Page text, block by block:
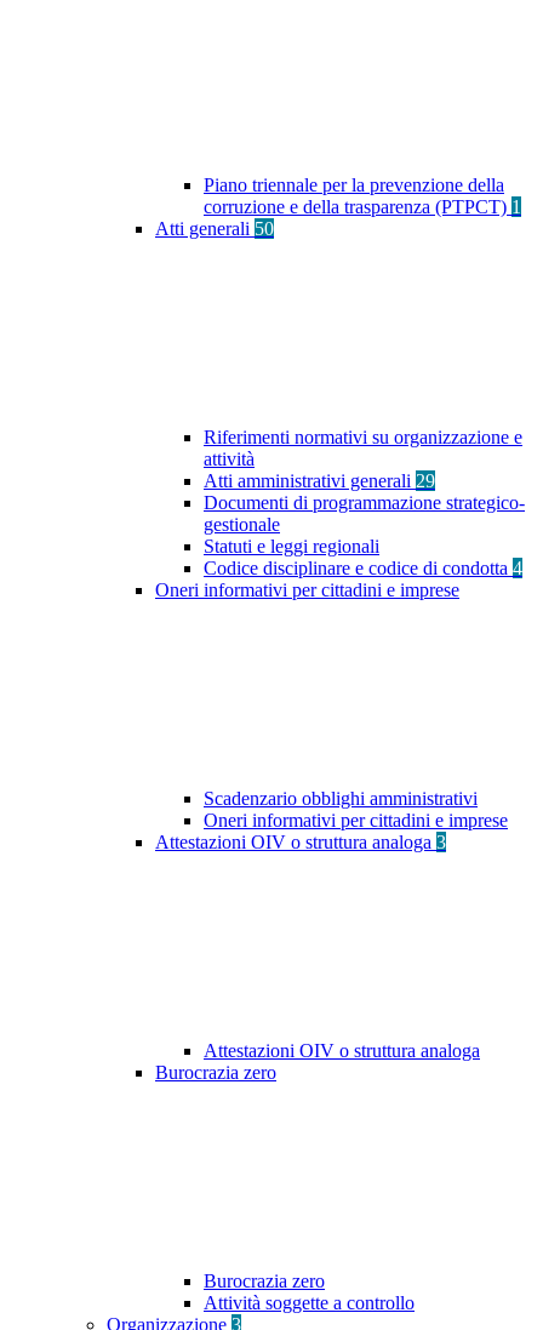
Piano triennale per la prevenzione della
corruzione e della trasparenza (PTPCT) 1
Atti generali 50
Riferimenti normativi su organizzazione e
attività
Atti amministrativi generali 29
Documenti di programmazione strategico-
gestionale
Statuti e leggi regionali
Codice disciplinare e codice di condotta 4
Oneri informativi per cittadini e imprese
Scadenzario obblighi amministrativi
Oneri informativi per cittadini e imprese
Attestazioni OIV o struttura analoga 3
Attestazioni OIV o struttura analoga
Burocrazia zero
Burocrazia zero
Attività soggette a controllo
Organizzazione 3